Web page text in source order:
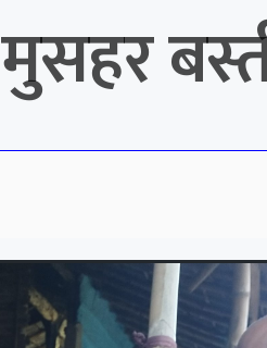
मुसहर